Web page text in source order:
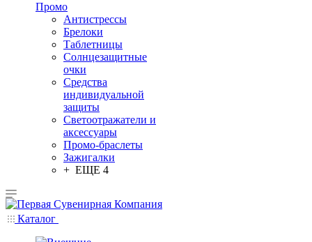
Промо
Антистрессы
Брелоки
Таблетницы
Солнцезащитные
очки
Средства
индивидуальной
защиты
Светоотражатели и
аксессуары
Промо-браслеты
Зажигалки
+ ЕЩЕ 4
Каталог